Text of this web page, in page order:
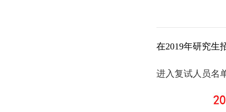
在2019年研究生
进入复试人员名